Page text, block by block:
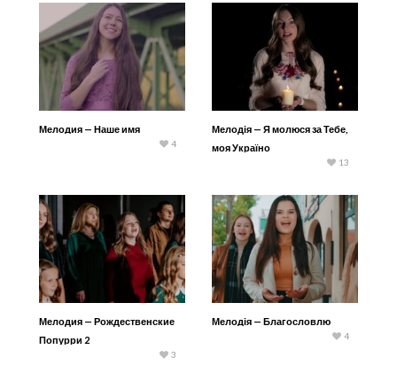
Мелодия — Наше имя
4
Мелодія — Я молюся за Тебе,
моя Україно
13
Мелодия — Рождественские
Попурри 2
3
Мелодія — Благословлю
4